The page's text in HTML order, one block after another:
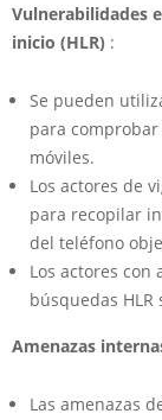
Vulnerabilidades
inicio (HLR) :
Se pueden
para
móviles.
Los actores de
para recopilar
del teléfono
Los actores con
búsquedas
Amenazas
Las amenazas